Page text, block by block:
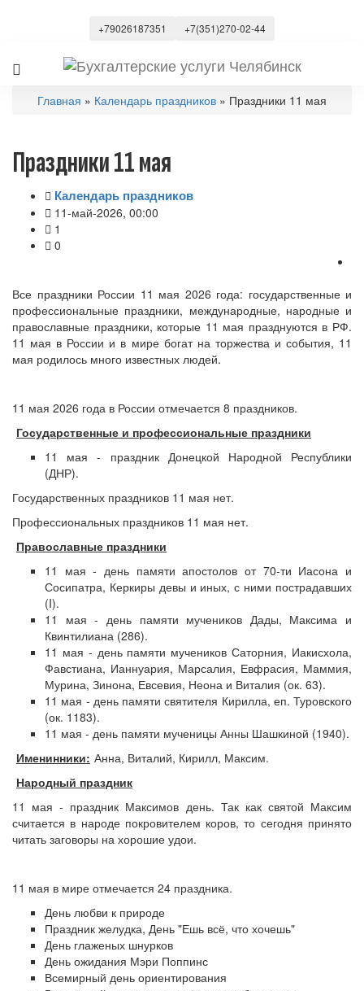
+79026187351 +7(351)270-02-44
Главная » Календарь праздников » Праздники 11 мая
Праздники 11 мая
Календарь праздников
11-май-2026, 00:00
1
0
Все праздники России 11 мая 2026 года: государственные и
профессиональные праздники, международные, народные и
православные праздники, которые 11 мая празднуются в РФ.
11 мая в России и в мире богат на торжества и события, 11
мая родилось много известных людей.
11 мая 2026 года в России отмечается 8 праздников.
Государственные и профессиональные праздники
11 мая - праздник Донецкой Народной Республики
(ДНР).
Государственных праздников 11 мая нет.
Профессиональных праздников 11 мая нет.
Православные праздники
11 мая - день памяти апостолов от 70-ти Иасона и
Сосипатра, Керкиры девы и иных, с ними пострадавших
(I).
11 мая - день памяти мучеников Дады, Максима и
Квинтилиана (286).
11 мая - день памяти мучеников Саторния, Иакисхола,
Фавстиана, Ианнуария, Марсалия, Евфрасия, Маммия,
Мурина, Зинона, Евсевия, Неона и Виталия (ок. 63).
11 мая - день памяти святителя Кирилла, еп. Туровского
(ок. 1183).
11 мая - день памяти мученицы Анны Шашкиной (1940).
Именинники: Анна, Виталий, Кирилл, Максим.
Народный праздник
11 мая - праздник Максимов день. Так как святой Максим
считается в народе покровителем коров, то сегодня принято
читать заговоры на хорошие удои.
11 мая в мире отмечается 24 праздника.
День любви к природе
Праздник желудка, День "Ешь всё, что хочешь"
День глаженых шнурков
День ожидания Мэри Поппинс
Всемирный день ориентирования